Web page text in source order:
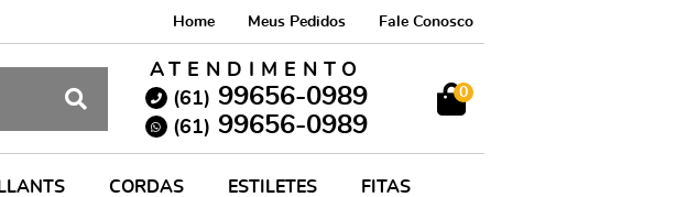
Home Meus Pedidos Fale Conosco
ATENDIMENTO
(61) 99656-0989
(61) 99656-0989
0
CORDAS ESTILETES FITAS